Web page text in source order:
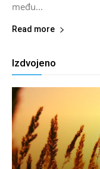
među...
Read more
Izdvojeno